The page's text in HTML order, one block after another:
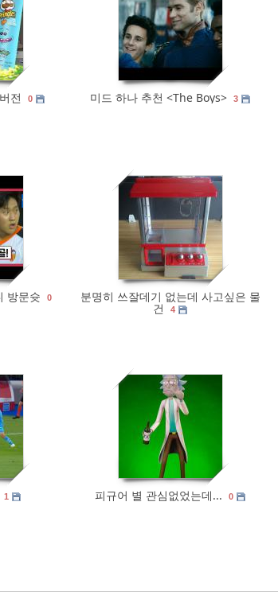
전 0
597 0
미드 하나 추천 <The Boys> 3
방문슛 0
528 0
분명히 쓰잘데기 없는데 사고싶은 물
건 4
1
676
피규어 별 관심없었는데... 0